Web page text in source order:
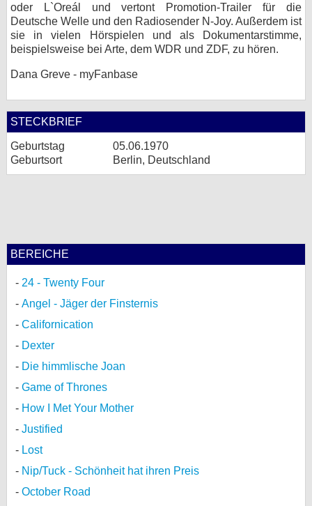
oder L`Oreál und vertont Promotion-Trailer für die
Deutsche Welle und den Radiosender N-Joy. Außerdem ist
sie in vielen Hörspielen und als Dokumentarstimme,
beispielsweise bei Arte, dem WDR und ZDF, zu hören.
Dana Greve - myFanbase
STECKBRIEF
Geburtstag
05.06.1970
Geburtsort
Berlin, Deutschland
BEREICHE
24 - Twenty Four
Angel - Jäger der Finsternis
Californication
Dexter
Die himmlische Joan
Game of Thrones
How I Met Your Mother
Justified
Lost
Nip/Tuck - Schönheit hat ihren Preis
October Road